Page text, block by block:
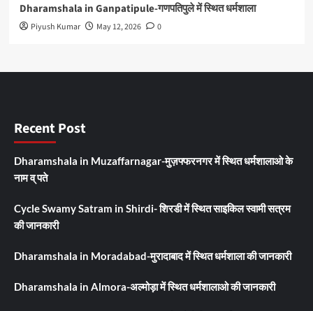
Dharamshala in Ganpatipule-गणपतिपुले में स्थित धर्मशाला
Piyush Kumar May 12, 2026 0
Recent Post
Dharamshala in Muzaffarnagar-मुज़फ्फरनगर में स्थित धर्मशालाओ के
नाम व् पते
Cycle Swamy Satram in Shirdi- शिरडी में स्थित साइकिल स्वामी सत्रम
की जानकारी
Dharamshala in Moradabad-मुरादाबाद में स्थित धर्मशाला की जानकारी
Dharamshala in Almora-अल्मोड़ा में स्थित धर्मशालाओ की जानकारी